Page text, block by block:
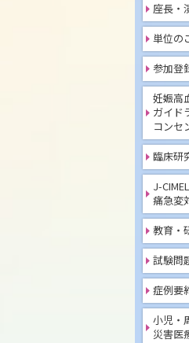
座長・
単位の
参加登
妊娠高
ガイド
コンセ
臨床研
J-
痛急変
教育・
試験問
症例要
小児・
災害医